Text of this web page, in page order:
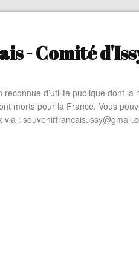
- Comité
d’utilité publique dont la
morts pour la France. Vous
: